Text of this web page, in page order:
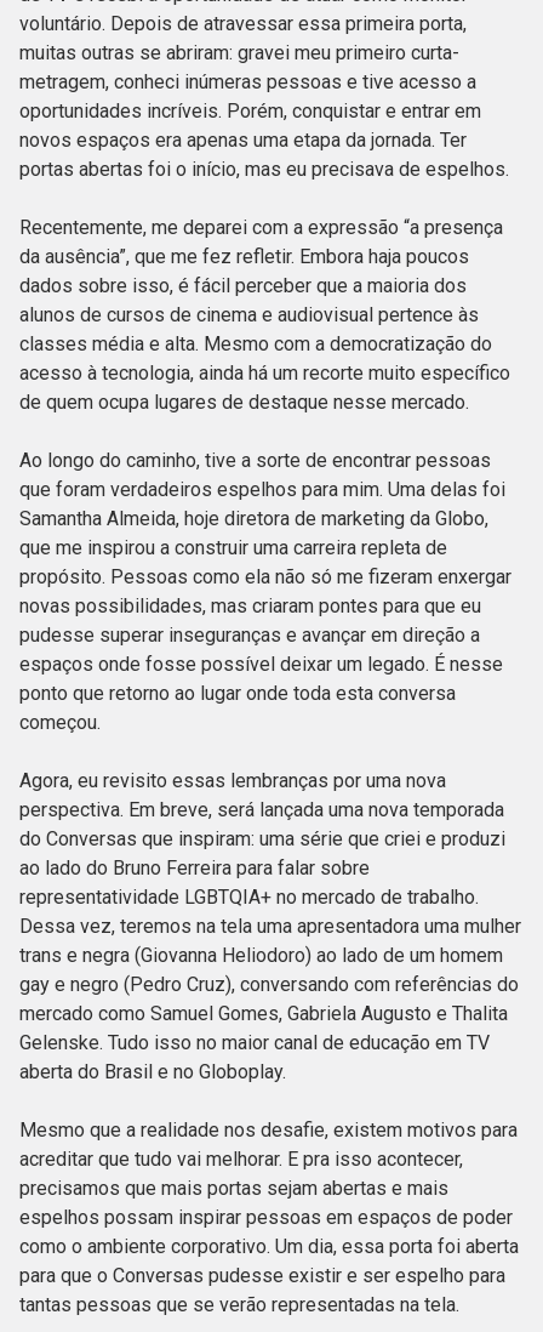
voluntário. Depois de atravessar essa primeira porta,
muitas outras se abriram: gravei meu primeiro curta-
metragem, conheci inúmeras pessoas e tive acesso a
oportunidades incríveis. Porém, conquistar e entrar em
novos espaços era apenas uma etapa da jornada. Ter
portas abertas foi o início, mas eu precisava de espelhos.
Recentemente, me deparei com a expressão “a presença
da ausência”, que me fez refletir. Embora haja poucos
dados sobre isso, é fácil perceber que a maioria dos
alunos de cursos de cinema e audiovisual pertence às
classes média e alta. Mesmo com a democratização do
acesso à tecnologia, ainda há um recorte muito específico
de quem ocupa lugares de destaque nesse mercado.
Ao longo do caminho, tive a sorte de encontrar pessoas
que foram verdadeiros espelhos para mim. Uma delas foi
Samantha Almeida, hoje diretora de marketing da Globo,
que me inspirou a construir uma carreira repleta de
propósito. Pessoas como ela não só me fizeram enxergar
novas possibilidades, mas criaram pontes para que eu
pudesse superar inseguranças e avançar em direção a
espaços onde fosse possível deixar um legado. É nesse
ponto que retorno ao lugar onde toda esta conversa
começou.
Agora, eu revisito essas lembranças por uma nova
perspectiva. Em breve, será lançada uma nova temporada
do Conversas que inspiram: uma série que criei e produzi
ao lado do Bruno Ferreira para falar sobre
representatividade LGBTQIA+ no mercado de trabalho.
Dessa vez, teremos na tela uma apresentadora uma mulher
trans e negra (Giovanna Heliodoro) ao lado de um homem
gay e negro (Pedro Cruz), conversando com referências do
mercado como Samuel Gomes, Gabriela Augusto e Thalita
Gelenske. Tudo isso no maior canal de educação em TV
aberta do Brasil e no Globoplay.
Mesmo que a realidade nos desafie, existem motivos para
acreditar que tudo vai melhorar. E pra isso acontecer,
precisamos que mais portas sejam abertas e mais
espelhos possam inspirar pessoas em espaços de poder
como o ambiente corporativo. Um dia, essa porta foi aberta
para que o Conversas pudesse existir e ser espelho para
tantas pessoas que se verão representadas na tela.